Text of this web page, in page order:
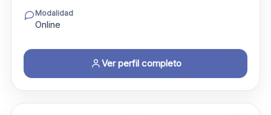
Modalidad
Online
Ver perfil completo